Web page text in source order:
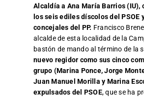
Alcaldía a Ana María Barrios (IU),
los seis ediles díscolos del PSOE
concejales del PP. Francisco
alcalde de esta localidad de la
bastón de mando al término de la
nuevo regidor como sus cinco
grupo (Marina Ponce, Jorge
Juan Manuel Morilla y Marina
expulsados del PSOE, que se ha